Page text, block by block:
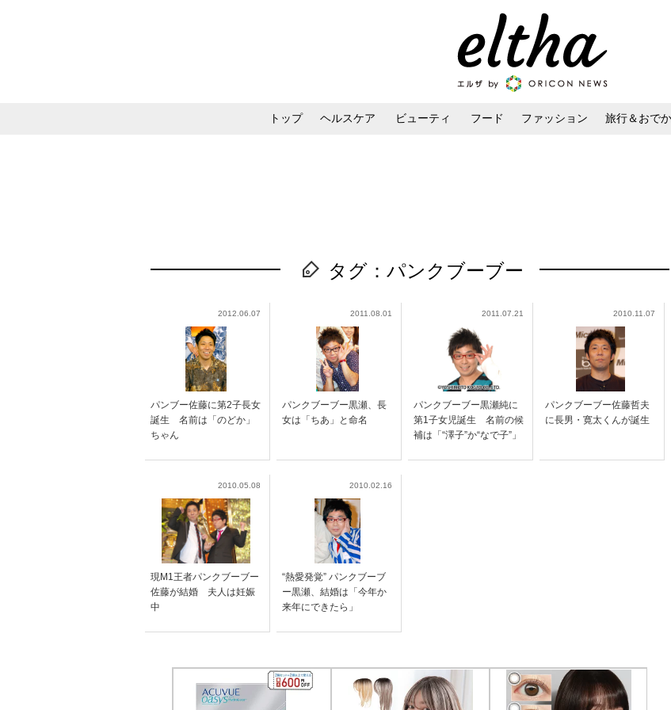
トップ ヘルスケア ビューティ フード ファッション 旅行＆おで
タグ：パンクブーブー
2012.06.07
パンブー佐藤に第2子長女
誕生 名前は「のどか」
ちゃん
2011.08.01
パンクブーブー黒瀬、長
女は「ちあ」と命名
2011.07.21
パンクブーブー黒瀬純に
第1子女児誕生 名前の候
補は「“澤子”か“なで子”」
2010.11.07
パンクブーブー佐藤哲夫
に長男・寛太くんが誕生
2010.05.08
現M1王者パンクブーブー
佐藤が結婚 夫人は妊娠
中
2010.02.16
“熱愛発覚” パンクブーブ
ー黒瀬、結婚は「今年か
来年にできたら」